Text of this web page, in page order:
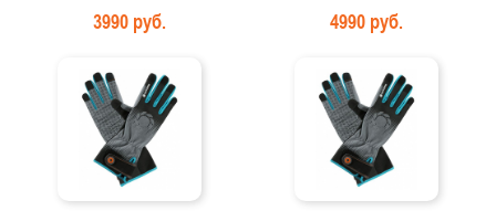
3990 руб. 4990 руб.